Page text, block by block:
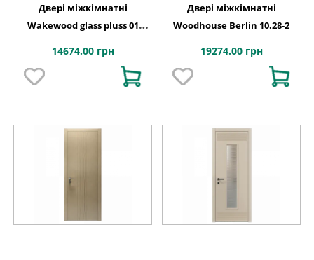
Двері міжкімнатні
Wakewood glass pluss 01
14674.00 грн
Двері міжкімнатні
Woodhouse Berlin 10.28-2
19274.00 грн